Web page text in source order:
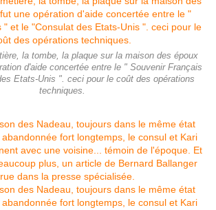
la tombe, la plaque sur la maison des époux
d'aide concertée entre le " Souvenir Français
Etats-Unis ". ceci pour le coût des opérations
techniques.